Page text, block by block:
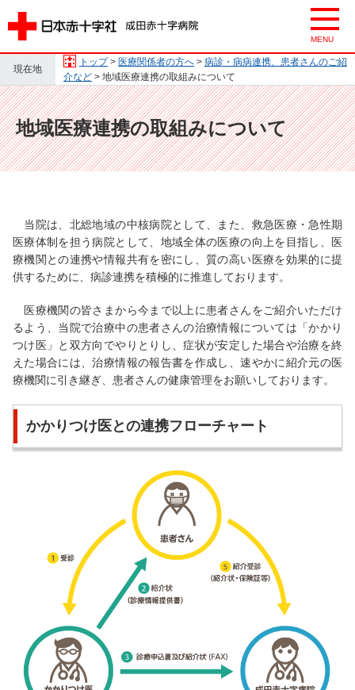
現在地
トップ> 医療関係者の方へ > 病診・病病連携、患者さんのご紹
介など > 地域医療連携の取組みについて
地域医療連携の取組みについて
当院は、北総地域の中核病院として、また、救急医療・急性期
医療体制を担う病院として、地域全体の医療の向上を目指し、医
療機関との連携や情報共有を密にし、質の高い医療を効果的に提
供するために、病診連携を積極的に推進しております。
医療機関の皆さまから今まで以上に患者さんをご紹介いただけ
るよう、当院で治療中の患者さんの治療情報については「かかり
つけ医」と双方向でやりとりし、症状が安定した場合や治療を終
えた場合には、治療情報の報告書を作成し、速やかに紹介元の医
療機関に引き継ぎ、患者さんの健康管理をお願いしております。
かかりつけ医との連携フローチャート